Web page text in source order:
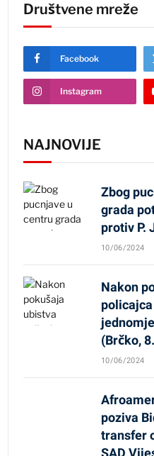
Društvene mreže
Facebook
Instagram
NAJNOVIJE
Zbog
grada
protiv P.
10/06/2024
Nakon
(Brčko,
10/06/2024
poziva
transfer
SAD